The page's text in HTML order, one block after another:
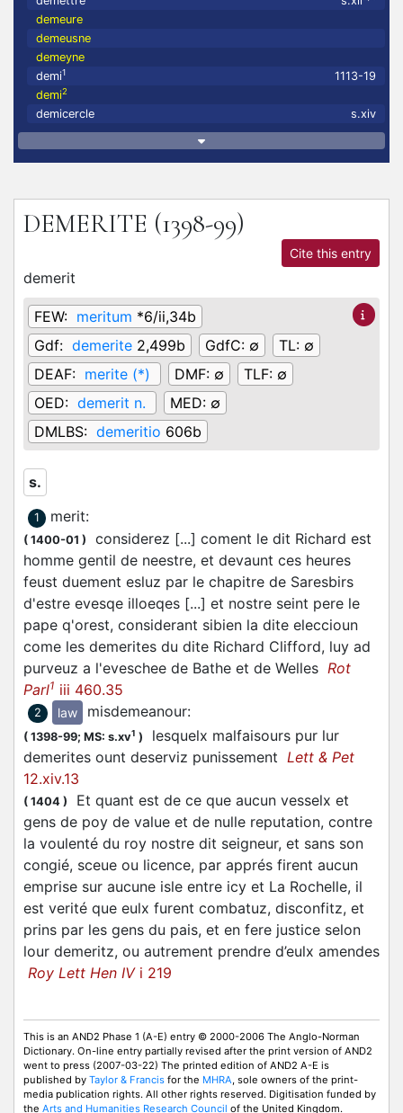
demeure
demeusne
demeyne
demi1
1113-19
demi2
demicercle s.xiv
DEMERITE (1398-99)
Cite this entry
demerit
FEW: meritum *6/ii,34b
Gdf: demerite 2,499b GdfC: ∅ TL: ∅
DEAF: merite (*) DMF: ∅ TLF: ∅
OED: demerit n. MED: ∅
DMLBS: demeritio 606b
s.
1 merit:
( 1400-01 )
considerez [...] coment le dit Richard est
homme gentil de neestre, et devaunt ces heures
feust duement esluz par le chapitre de Saresbirs
d'estre evesqe illoeqes [...] et nostre seint pere le
pape q'orest, considerant sibien la dite eleccioun
come les demerites du dite Richard Clifford, luy ad
purveuz a l'eveschee de Bathe et de Welles Rot
Parl1 iii 460.35
2 law misdemeanour:
( 1398-99; MS: s.xv1 )
lesquelx malfaisours pur lur
demerites ount deserviz punissement Lett & Pet
12.xiv.13
( 1404 )
Et quant est de ce que aucun vesselx et
gens de poy de value et de nulle reputation, contre
la voulenté du roy nostre dit seigneur, et sans son
congié, sceue ou licence, par apprés firent aucun
emprise sur aucune isle entre icy et La Rochelle, il
est verité que eulx furent combatuz, disconfitz, et
prins par les gens du pais, et en fere justice selon
lour demeritz, ou autrement prendre d’eulx amendes
Roy Lett Hen IVi 219
This is an AND2 Phase 1 (A-E) entry © 2000-2006 The Anglo-Norman
Dictionary. On-line entry partially revised after the print version of AND2
went to press (2007-03-22) The printed edition of AND2 A-E is
published by Taylor & Francis for the MHRA, sole owners of the print-
media publication rights. All other rights reserved. Digitisation funded by
the Arts and Humanities Research Council of the United Kingdom.